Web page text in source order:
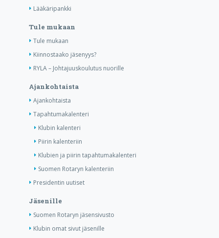
Lääkäripankki
Tule mukaan
Tule mukaan
Kiinnostaako jäsenyys?
RYLA – Johtajuuskoulutus nuorille
Ajankohtaista
Ajankohtaista
Tapahtumakalenteri
Klubin kalenteri
Piirin kalenteriin
Klubien ja piirin tapahtumakalenteri
Suomen Rotaryn kalenteriin
Presidentin uutiset
Jäsenille
Suomen Rotaryn jäsensivusto
Klubin omat sivut jäsenille